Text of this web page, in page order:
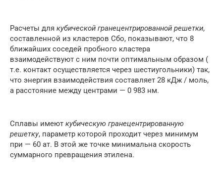
Расчеты для кубической гранецентрированной решетки,
составленной из кластеров Сбо, показывают, что 8
ближайших соседей пробного кластера
взаимодействуют с ним почти оптимальным образом (
т.е. контакт осуществляется через шестиугольники) так,
что энергия взаимодействия составляет 28 кДж / моль,
а расстояние между центрами — 0 983 нм.
Сплавы имеют кубическую гранецентрированную
решетку, параметр которой проходит через минимум
при — 60 ат. В этой же точке минимальна скорость
суммарного превращения этилена.